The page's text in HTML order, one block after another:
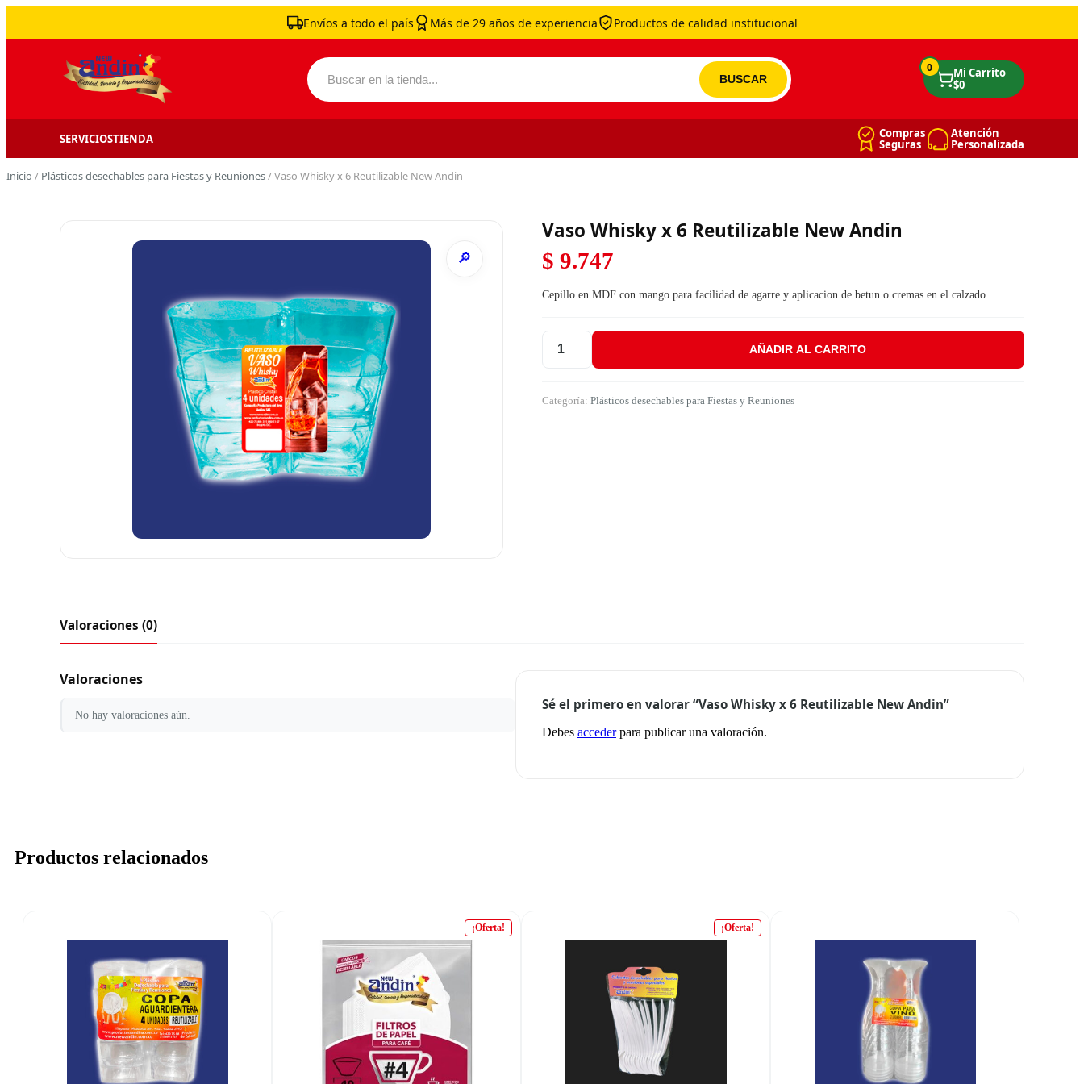
Envíos a todo el país Más de 29 años de experiencia Productos de calidad institucional
Buscar por: 0
SERVICIOSTIENDA Compras
Seguras
Atención
Personalizada
Inicio / Plásticos desechables para Fiestas y Reuniones/ Vaso Whisky x 6 Reutilizable New Andin
Vaso Whisky x 6 Reutilizable New Andin
$ 9.747
Cepillo en MDF con mango para facilidad de agarre y aplicacion de betun o cremas en el calzado.
Vaso Whisky x 6 Reutilizable New Andin cantidadAÑADIR AL CARRITO
Categoría: Plásticos desechables para Fiestas y Reuniones
Valoraciones (0)
Valoraciones
No hay valoraciones aún.
Sé el primero en valorar “Vaso Whisky x 6 Reutilizable New Andin”
Debes accederpara publicar una valoración.
Productos relacionados
¡Oferta! ¡Oferta!